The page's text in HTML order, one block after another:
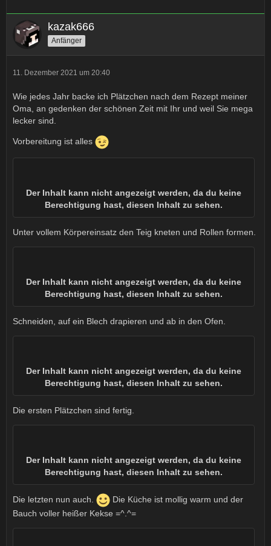
kazak666
Anfänger
11. Dezember 2021 um 20:40
Wie jedes Jahr backe ich Plätzchen nach dem Rezept meiner
Oma, an gedenken der schönen Zeit mit Ihr und weil Sie mega
lecker sind.
Vorbereitung ist alles
Der Inhalt kann nicht angezeigt werden, da du keine
Berechtigung hast, diesen Inhalt zu sehen.
Unter vollem Körpereinsatz den Teig kneten und Rollen formen.
Der Inhalt kann nicht angezeigt werden, da du keine
Berechtigung hast, diesen Inhalt zu sehen.
Schneiden, auf ein Blech drapieren und ab in den Ofen.
Der Inhalt kann nicht angezeigt werden, da du keine
Berechtigung hast, diesen Inhalt zu sehen.
Die ersten Plätzchen sind fertig.
Der Inhalt kann nicht angezeigt werden, da du keine
Berechtigung hast, diesen Inhalt zu sehen.
Die letzten nun auch.
Die Küche ist mollig warm und der
Bauch voller heißer Kekse =^.^=